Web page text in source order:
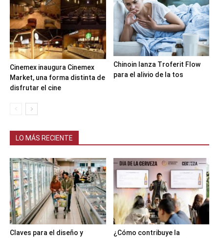
Cinemex inaugura Cinemex
Market, una forma distinta de
disfrutar el cine
Chinoin lanza Troferit Flow
para el alivio de la tos
LO MÁS RECIENTE
Claves para el diseño y
¿Cómo contribuye la